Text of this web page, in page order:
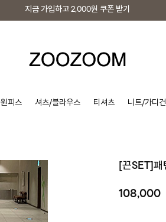
지금 가입하고 2,000원 쿠폰 받기
원피스 셔츠/블라우스 티셔츠 니트/가디건
[끈SET]패
108,000